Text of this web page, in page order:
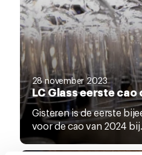
28 november 2023
LC Glass eerste cao
Gisteren is de eerste
voor de cao van 2024